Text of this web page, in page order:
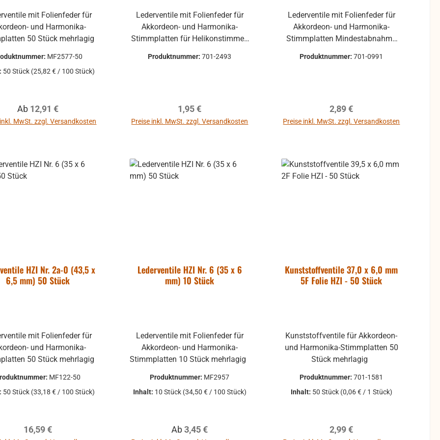
Funktion
vorher
die Funktion
mit Folienfeder für
und Harmonika-
MF2577-50
50 Stück (25,82 € / 100 Stück)
Regulärer Preis:
Ab 12,91 €
MwSt. zzgl. Versandkosten
Lederventile mit Folienfeder für
Akkordeon- und Harmonika-
Stimmplatten für Helikonstimmen
Produktnummer:701-2493
Regulärer Preis:
1,95 €
Preise inkl. MwSt. zzgl. Versandkosten
Lederventile mit Folienfeder für
Akkordeon- und Harmonika-
Stimmplatten Mindestabnahme
Produktnummer:701-0991
Regulärer Preis:
2,89 €
Preise inkl. MwSt. zzgl. Versandkosten
HZI Nr. 2a-0 (43,5 x
6,5 mm) 50 Stück
mit Folienfeder für
und Harmonika-
MF122-50
50 Stück (33,18 € / 100 Stück)
Regulärer Preis:
16,59 €
Lederventile HZI Nr. 6 (35 x 6
mm) 10 Stück
Lederventile mit Folienfeder für
Akkordeon- und Harmonika-
Produktnummer: MF2957
Inhalt: 10 Stück (34,50 € / 100 Stück)
Regulärer Preis:
Ab3,45 €
Kunststoffventile 37,0 x 6,0 mm
5F Folie HZI - 50 Stück
Kunststoffventile für Akkordeon-
und Harmonika-Stimmplatten 50
Produktnummer:701-1581
Inhalt: 50 Stück (0,06 € / 1 Stück)
Regulärer Preis:
2,99 €